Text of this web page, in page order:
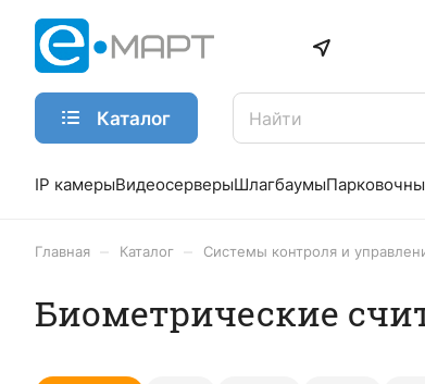
Каталог
IP камерыВидеосерверыШлагбаумы
Главная Каталог Системы контроля и
Биометрические